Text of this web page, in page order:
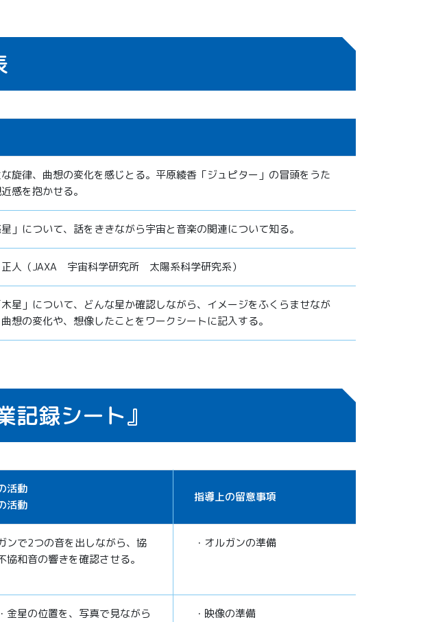
な旋律、曲想の変化を感じとる。平原綾香「ジュピター」の冒頭をうた
感を抱かせる。
」について、話をききながら宇宙と音楽の関連について知る。
人（JAXA 宇宙科学研究所 太陽系科学研究系）
星」について、どんな星か確認しながら、イメージをふくらませなが
想の変化や、想像したことをワークシートに記入する。
記録シート』
活動
活動
指導上の留意事項
ンで2つの音を出しながら、協
協和音の響きを確認させる。
・オルガンの準備
金星の位置を、写真で見ながら
・映像の準備